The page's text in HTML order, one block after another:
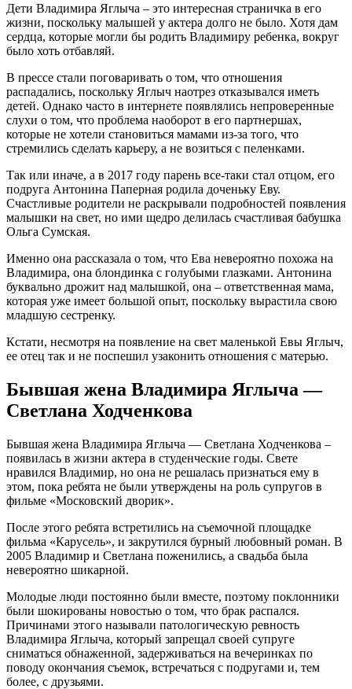
Дети Владимира Яглыча – это интересная страничка в его
жизни, поскольку малышей у актера долго не было. Хотя дам
сердца, которые могли бы родить Владимиру ребенка, вокруг
было хоть отбавляй.
В прессе стали поговаривать о том, что отношения
распадались, поскольку Яглыч наотрез отказывался иметь
детей. Однако часто в интернете появлялись непроверенные
слухи о том, что проблема наоборот в его партнершах,
которые не хотели становиться мамами из-за того, что
стремились сделать карьеру, а не возиться с пеленками.
Так или иначе, а в 2017 году парень все-таки стал отцом, его
подруга Антонина Паперная родила доченьку Еву.
Счастливые родители не раскрывали подробностей появления
малышки на свет, но ими щедро делилась счастливая бабушка
Ольга Сумская.
Именно она рассказала о том, что Ева невероятно похожа на
Владимира, она блондинка с голубыми глазками. Антонина
буквально дрожит над малышкой, она – ответственная мама,
которая уже имеет большой опыт, поскольку вырастила свою
младшую сестренку.
Кстати, несмотря на появление на свет маленькой Евы Яглыч,
ее отец так и не поспешил узаконить отношения с матерью.
Бывшая жена Владимира Яглыча —
Светлана Ходченкова
Бывшая жена Владимира Яглыча — Светлана Ходченкова –
появилась в жизни актера в студенческие годы. Свете
нравился Владимир, но она не решалась признаться ему в
этом, пока ребята не были утверждены на роль супругов в
фильме «Московский дворик».
После этого ребята встретились на съемочной площадке
фильма «Карусель», и закрутился бурный любовный роман. В
2005 Владимир и Светлана поженились, а свадьба была
невероятно шикарной.
Молодые люди постоянно были вместе, поэтому поклонники
были шокированы новостью о том, что брак распался.
Причинами этого называли патологическую ревность
Владимира Яглыча, который запрещал своей супруге
сниматься обнаженной, задерживаться на вечеринках по
поводу окончания съемок, встречаться с подругами и, тем
более, с друзьями.